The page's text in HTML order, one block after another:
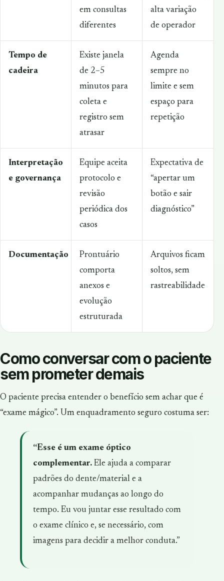
em consultas
diferentes
alta variação
de operador
Tempo de
cadeira
Existe janela
de 2–5
minutos para
coleta e
registro sem
atrasar
Agenda
sempre no
limite e sem
espaço para
repetição
Interpretação
e governança
Equipe aceita
protocolo e
revisão
periódica dos
casos
Expectativa de
“apertar um
botão e sair
diagnóstico”
Documentação
Prontuário
comporta
anexos e
evolução
estruturada
Arquivos ficam
soltos, sem
rastreabilidade
Como conversar com o paciente
sem prometer demais
O paciente precisa entender o benefício sem achar que é
“exame mágico”. Um enquadramento seguro costuma ser:
“Esse é um exame óptico
complementar.Ele ajuda a comparar
padrões do dente/material e a
acompanhar mudanças ao longo do
tempo. Eu vou juntar esse resultado com
o exame clínico e, se necessário, com
imagens para decidir a melhor conduta.”